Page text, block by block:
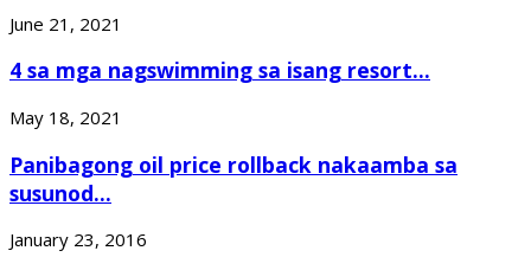
June 21, 2021
4 sa mga nagswimming sa isang resort...
May 18, 2021
Panibagong oil price rollback nakaamba sa
susunod...
January 23, 2016